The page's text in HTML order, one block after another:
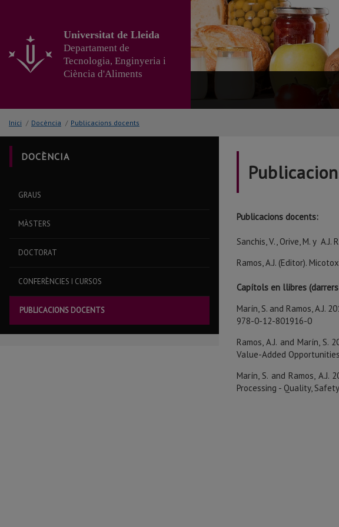
principal
Universitat de Lleida
Departament de
Tecnologia, Enginyeria i
Ciència d'Aliments
Inici / Docència / Publicacions docents
DOCÈNCIA
GRAUS
MÀSTERS
DOCTORAT
CONFERÈNCIES I CURSOS
PUBLICACIONS DOCENTS
Publicacions docents:
Sanchis, V., Orive, M. y
Ramos, A.J. (Editor).
Capítols en llibres
Marín, S. and Ramos, A.J.
978-0-12-801916-0
Ramos, A.J. and Marín, S.
Value-Added
Marín, S. and Ramos, A.J.
Processing - Quality,